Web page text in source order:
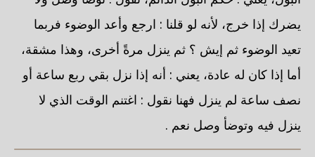
يضرك إذا خرج، لأنه لو قلنا : ارجع وأعد الوضوء فربما
تعيد الوضوء ثم إيش ؟ ثم ينزل مرةً أخرى، وهذا مشقة،
أما إذا كان له عادة، يعني : أنه إذا نزل بقي ربع ساعة أو
نصف ساعة لم ينزل فهنا نقول : اغتنم الوقت الذي لا
ينزل فيه وتوضأ وصل نعم .